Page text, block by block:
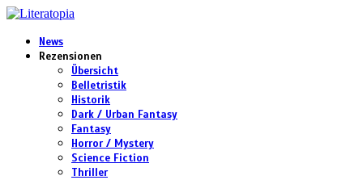
News
Rezensionen
Übersicht
Belletristik
Historik
Dark / Urban Fantasy
Fantasy
Horror / Mystery
Science Fiction
Thriller